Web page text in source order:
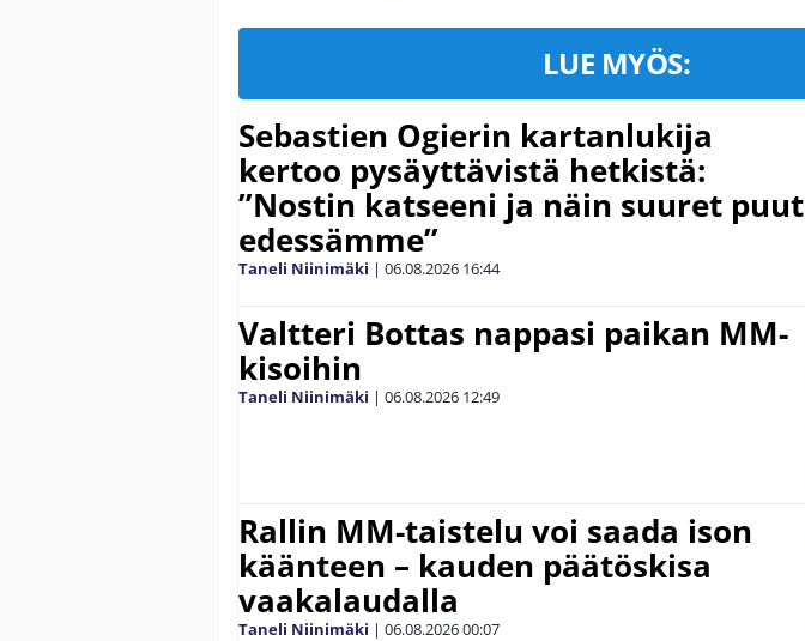
LUE MYÖS:
Sebastien Ogierin kartanlukija
kertoo pysäyttävistä hetkistä:
”Nostin katseeni ja näin suuret puut
edessämme”
Taneli Niinimäki | 06.08.2026 16:44
Valtteri Bottas nappasi paikan MM-
kisoihin
Taneli Niinimäki | 06.08.2026 12:49
Rallin MM-taistelu voi saada ison
käänteen – kauden päätöskisa
vaakalaudalla
Taneli Niinimäki | 06.08.202600:07